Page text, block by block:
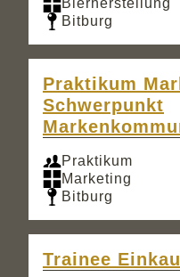
Bierherstellung
Bitburg
Praktikum
Schwerpunkt
Praktikum
Marketing
Bitburg
Trainee